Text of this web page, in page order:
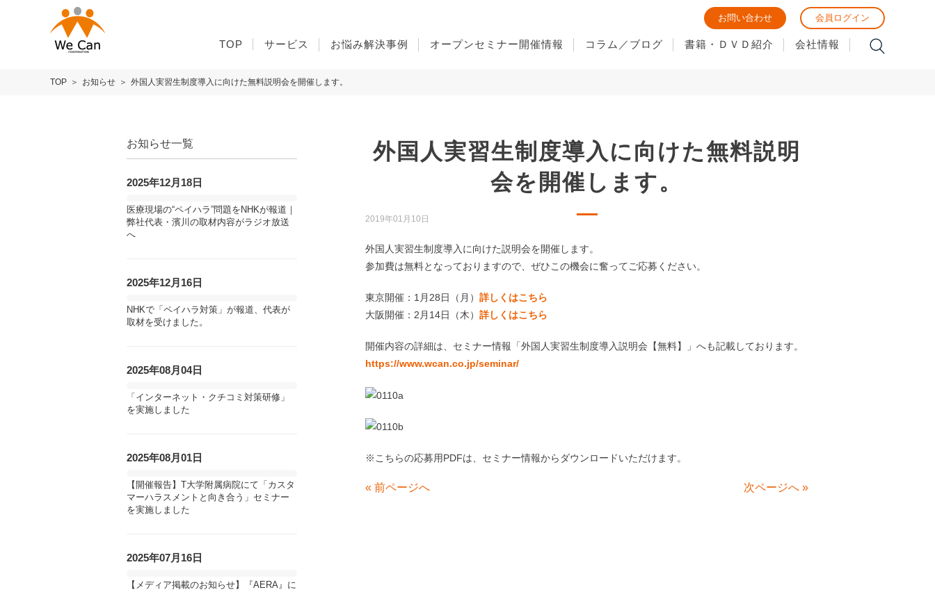
会員ログイン
お問い合わせ
TOP サービス お悩み解決事例 オープンセミナー開催情報 コラム／ブログ 書籍・ＤＶＤ紹介 会社情報
TOP お知らせ 外国人実習生制度導入に向けた無料説明会を開催します。
外国人実習生制度導入に向けた無料説明
会を開催します。
2019年01月10日
外国人実習生制度導入に向けた説明会を開催します。
参加費は無料となっておりますので、ぜひこの機会に奮ってご応募ください。
東京開催：1月28日（月） 詳しくはこちら
大阪開催：2月14日（木） 詳しくはこちら
開催内容の詳細は、セミナー情報「外国人実習生制度導入説明会【無料】」へも記載しております。
https://www.wcan.co.jp/seminar/
※こちらの応募用PDFは、セミナー情報からダウンロードいただけます。
« 前ページへ 次ページへ »
お知らせ一覧
2025年12月18日
医療現場の“ペイハラ”問題をNHKが報道｜
弊社代表・濱川の取材内容がラジオ放送
へ
2025年12月16日
NHKで「ペイハラ対策」が報道、代表が
取材を受けました。
2025年08月04日
「インターネット・クチコミ対策研修」
を実施しました
2025年08月01日
【開催報告】T大学附属病院にて「カスタ
マーハラスメントと向き合う」セミナー
を実施しました
2025年07月16日
【メディア掲載のお知らせ】『AERA』に